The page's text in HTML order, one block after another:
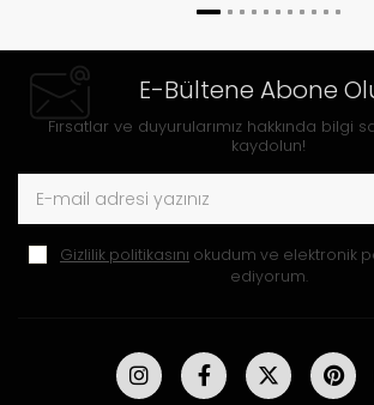
E-Bültene Abone
Fırsatlar ve duyurularımız hakkında bilgi
kaydolun!
Gizlilik politikasını okudum ve elektronik
ediyorum.